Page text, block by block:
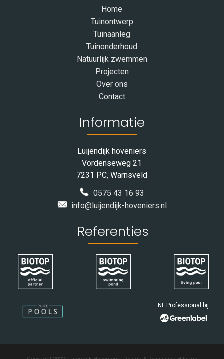
Home
Tuinontwerp
Tuinaanleg
Tuinonderhoud
Natuurlijk zwemmen
Projecten
Over ons
Contact
Informatie
Luijendijk hoveniers
Vordenseweg 21
7231 PC, Warnsveld
0575 43 16 93
info@luijendijk-hoveniers.nl
Referenties
NL Professional bij